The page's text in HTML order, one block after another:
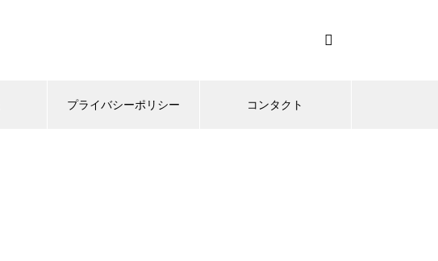
プライバシーポリシー コンタクト